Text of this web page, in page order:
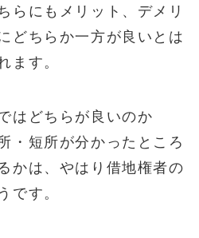
らにもメリット、デメリ
どちらか一方が良いとは
ます。
はどちらが良いのか
・短所が分かったところ
かは、やはり借地権者の
です。